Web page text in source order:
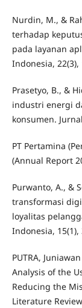
Nurdin, M., &
terhadap
pada layanan
Indonesia, 22(3),
Prasetyo, B., &
industri energi
konsumen.
PT Pertamina
(Annual Report
Purwanto, A., &
transformasi
loyalitas
Indonesia, 15(1),
PUTRA,
Analysis of the
Reducing the
Literature